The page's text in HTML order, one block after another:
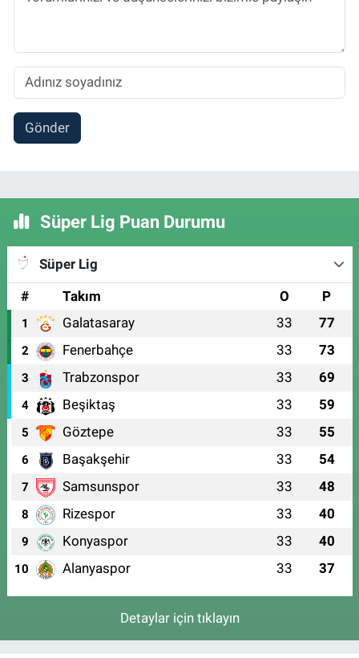
Gönder
Süper Lig Puan Durumu
Süper Lig
#
Takım O P
1 Galatasaray 33 77
2 Fenerbahçe 33 73
3 Trabzonspor 33 69
4 Beşiktaş 33 59
5 Göztepe 33 55
6 Başakşehir 33 54
7 Samsunspor 33 48
8 Rizespor 33 40
9 Konyaspor 33 40
10 Alanyaspor 33 37
Detaylar için tıklayın